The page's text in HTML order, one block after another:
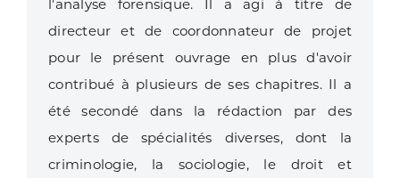
l'analyse forensique. Il a agi à titre de
directeur et de coordonnateur de projet
pour le présent ouvrage en plus d'avoir
contribué à plusieurs de ses chapitres. Il a
été secondé dans la rédaction par des
experts de spécialités diverses, dont la
criminologie, la sociologie, le droit et